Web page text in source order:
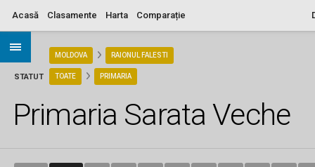
Acasă Clasamente Harta Comparație
STATUT
MOLDOVA RAIONUL FALESTI
TOATE PRIMARIA
Primaria Sarata Veche